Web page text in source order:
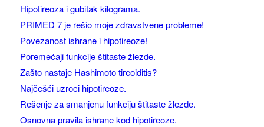
Hipotireoza i gubitak kilograma.
PRIMED 7 je rešio moje zdravstvene probleme!
Povezanost ishrane i hipotireoze!
Poremećaji funkcije štitaste žlezde.
Zašto nastaje Hashimoto tireoiditis?
Najčešći uzroci hipotireoze.
Rešenje za smanjenu funkciju štitaste žlezde.
Osnovna pravila ishrane kod hipotireoze.